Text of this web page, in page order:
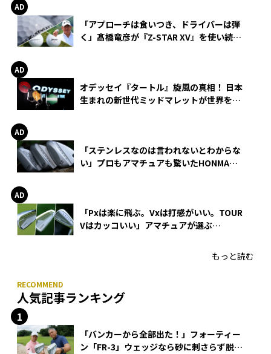
「アプローチは食いつき、ドライバーは弾
く」髙橋竜彦が『Z-STAR XV』を使い続け
オデッセイ『タートル』旋風の真相！ 日本
生まれの新世代ミッドマレットが世界を席
「ステンレスなのは言われないとわからな
い」プロもアマチュアも驚いたHONMA
「Pxは楽に飛ぶ。Vxは打感がいい。TOUR
Vはカッコいい」アマチュアが選ぶ
もっと読む
人気記事ランキング
「バンカーから全部出た！」フォーティー
ン「FR-3」ウェッジなら砂に刺さらず脱出